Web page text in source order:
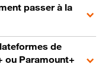
passer à la
de
ou Paramount+